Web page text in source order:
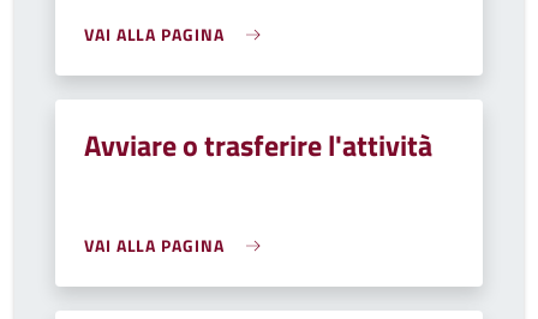
VAI ALLA PAGINA
Avviare o trasferire l'attività
VAI ALLA PAGINA